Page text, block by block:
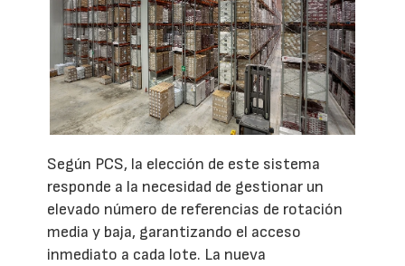
Según PCS, la elección de este sistema
responde a la necesidad de gestionar un
elevado número de referencias de rotación
media y baja, garantizando el acceso
inmediato a cada lote. La nueva